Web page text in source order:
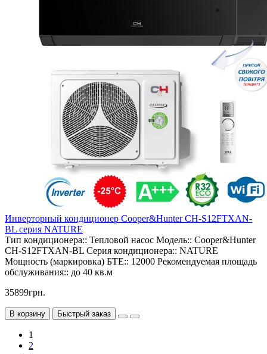
Инверторный кондиционер Cooper&Hunter CH-S12FTXAN-
BL серия NATURE
Тип кондиционера:: Тепловой насос Модель:: Cooper&Hunter
CH-S12FTXAN-BL Серия кондиционера:: NATURE
Мощность (маркировка) БТЕ:: 12000 Рекомендуемая площадь
обслуживания:: до 40 кв.м
35899грн.
В корзину Быстрый заказ
1
2